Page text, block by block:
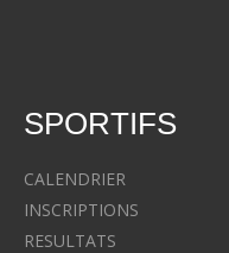
SPORTIFS
CALENDRIER
INSCRIPTIONS
RESULTATS